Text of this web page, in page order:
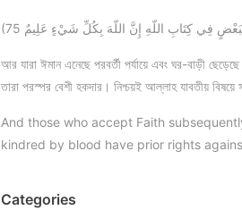
بِبَعْضٍ فِي كِتَابِ اللّهِ إِنَّ اللّهَ بِكُلِّ شَيْءٍ عَلِيمٌ
আর যারা ঈমান এনেছে পরবর্তী পর্যায়ে এবং ঘর-বাড়ী
তারা পরস্পর বেশী হকদার। নিশ্চয়ই আল্লাহ যাবতীয়
And those who accept Faith
kindred by blood have prior rights
Categories